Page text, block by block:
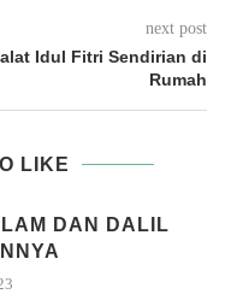
next post
Idul Fitri Sendirian di
Rumah
LIKE
DAN DALIL